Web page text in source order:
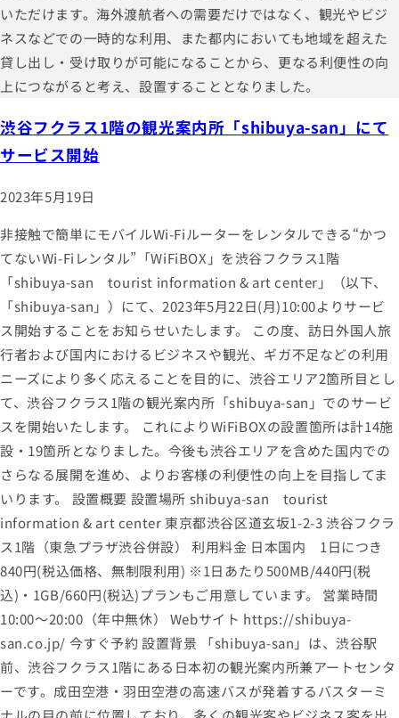
いただけます。海外渡航者への需要だけではなく、観光やビジ
ネスなどでの一時的な利用、また都内においても地域を超えた
貸し出し・受け取りが可能になることから、更なる利便性の向
上につながると考え、設置することとなりました。
渋谷フクラス1階の観光案内所「shibuya-san」にて
サービス開始
2023年5月19日
非接触で簡単にモバイルWi-Fiルーターをレンタルできる“かつ
てないWi-Fiレンタル”「WiFiBOX」を渋谷フクラス1階
「shibuya-san tourist information & art center」（以下、
「shibuya-san」）にて、2023年5月22日(月)10:00よりサービ
ス開始することをお知らせいたします。 この度、訪日外国人旅
行者および国内におけるビジネスや観光、ギガ不足などの利用
ニーズにより多く応えることを目的に、渋谷エリア2箇所目とし
て、渋谷フクラス1階の観光案内所「shibuya-san」でのサービ
スを開始いたします。 これによりWiFiBOXの設置箇所は計14施
設・19箇所となりました。今後も渋谷エリアを含めた国内での
さらなる展開を進め、よりお客様の利便性の向上を目指してま
いります。 設置概要 設置場所 shibuya-san tourist
information & art center 東京都渋谷区道玄坂1-2-3 渋谷フクラ
ス1階（東急プラザ渋谷併設） 利用料金 日本国内 1日につき
840円(税込価格、無制限利用) ※1日あたり500MB/440円(税
込)・1GB/660円(税込)プランもご用意しています。 営業時間
10:00～20:00（年中無休） Webサイト https://shibuya-
san.co.jp/ 今すぐ予約 設置背景 「shibuya-san」は、渋谷駅
前、渋谷フクラス1階にある日本初の観光案内所兼アートセンタ
ーです。成田空港・羽田空港の高速バスが発着するバスターミ